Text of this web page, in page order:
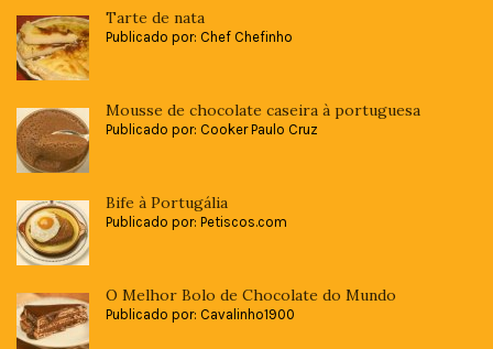
Tarte de nata
Publicado por: Chef Chefinho
Mousse de chocolate caseira à portuguesa
Publicado por: Cooker Paulo Cruz
Bife à Portugália
Publicado por: Petiscos.com
O Melhor Bolo de Chocolate do Mundo
Publicado por: Cavalinho1900